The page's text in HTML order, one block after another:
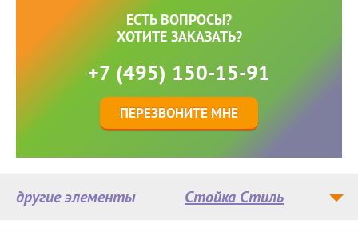
ЕСТЬ ВОПРОСЫ?
ХОТИТЕ ЗАКАЗАТЬ?
+7 (495) 150-15-91
ПЕРЕЗВОНИТЕ МНЕ
другие элементы Стойка Стиль